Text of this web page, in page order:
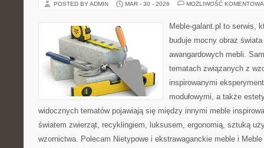
POSTED BY ADMIN MAR - 30 - 2026 MOŻLIWOŚĆ
Meble-galant.pl to serwis,
buduje mocny obraz
awangardowych mebli.
tematach związanych z
inspirowanymi
modułowymi, a także
widocznych tematów pojawiają się między innymi meble
światem zwierząt, recyklingiem, luksusem, ergonomią, sztuką
wzornictwa. Polecam Nietypowe i ekstrawaganckie meble i